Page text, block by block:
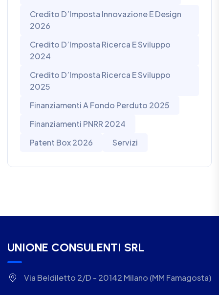
Credito D’Imposta Innovazione E Design
2026
Credito D’Imposta Ricerca E Sviluppo
2024
Credito D’Imposta Ricerca E Sviluppo
2025
Finanziamenti A Fondo Perduto 2025
Finanziamenti PNRR 2024
Patent Box 2026
Servizi
UNIONE CONSULENTI SRL
Via Beldiletto 2/D - 20142 Milano (MM Famagosta)